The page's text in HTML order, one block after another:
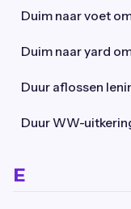
Duim naar voet
Duim naar yard
Duur aflossen
Duur WW-
E